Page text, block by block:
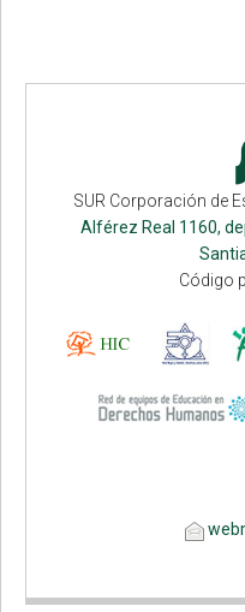
SUR Corporación de
Alférez Real 1160,
Código